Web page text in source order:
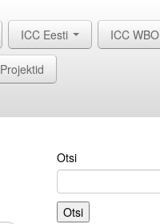
ICC Eesti ICC WBO
Projektid
Otsi
Otsi